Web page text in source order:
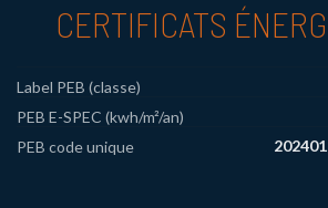
CERTIFICATS
Label PEB (classe)
PEB E-SPEC (kwh/m²/an)
PEB code unique